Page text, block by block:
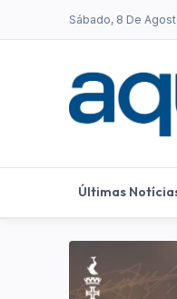
Sábado, 8 De
Últimas